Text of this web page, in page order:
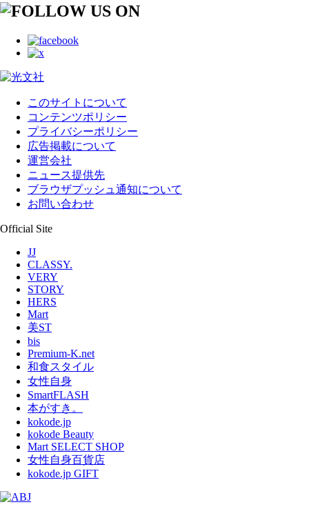
このサイトについて
コンテンツポリシー
プライバシーポリシー
広告掲載について
運営会社
ニュース提供先
ブラウザプッシュ通知について
お問い合わせ
Official Site
JJ
CLASSY.
VERY
STORY
HERS
Mart
美ST
bis
Premium-K.net
和食スタイル
女性自身
SmartFLASH
本がすき。
kokode.jp
kokode Beauty
Mart SELECT SHOP
女性自身百貨店
kokode.jp GIFT